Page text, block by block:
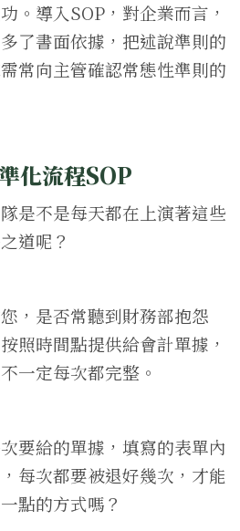
。導入SOP，對企業而言，
了書面依據，把述說準則的
常向主管確認常態性準則的
化流程SOP
是不是每天都在上演著這些
道呢？
，是否常聽到財務部抱怨
照時間點提供給會計單據，
一定每次都完整。
要給的單據，填寫的表單內
每次都要被退好幾次，才能
點的方式嗎？